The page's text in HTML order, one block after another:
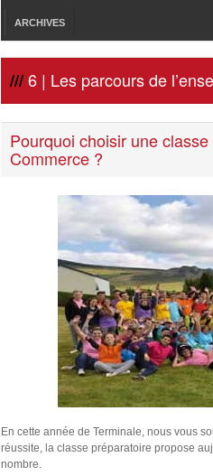
ARCHIVES
/// 6 | Les parcours de
Pourquoi choisir une
Commerce ?
En cette année de Terminale, nous vous
réussite, la classe préparatoire propose
nombre.